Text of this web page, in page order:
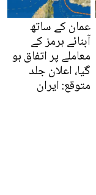
عمان کے ساتھ
آبنائے ہرمز کے
معاملے پر اتفاق ہو
گیا، اعلان جلد
متوقع: ایران